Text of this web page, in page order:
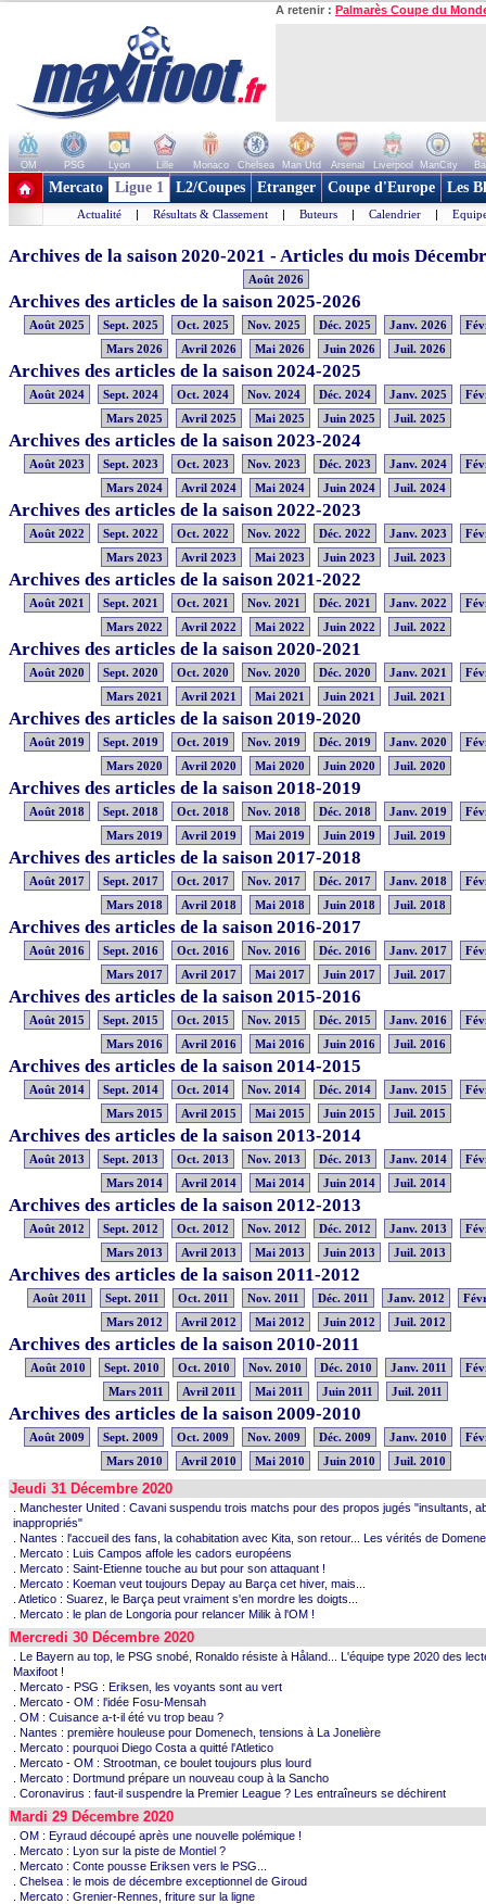
A retenir : Palmarès Coupe du
OM PSG Lyon Lille Monaco Chelsea Man Utd Arsenal Liverpool ManCity
+ de clubs
Mercato Ligue 1 L2/Coupes Etranger Coupe d'Europe Les
Actualité | Résultats & Classement | Buteurs | Calendrier |
Archives de la saison 2020-2021 - Articles du mois
Août 2026
Archives des articles de la saison 2025-2026
Août 2025 Sept. 2025 Oct. 2025 Nov. 2025 Déc. 2025 Janv. 2026
Mars 2026
Avril 2026 Mai 2026 Juin 2026 Juil. 2026
Archives des articles de la saison 2024-2025
Août 2024 Sept. 2024 Oct. 2024 Nov. 2024 Déc. 2024 Janv. 2025
Mars 2025
Avril 2025 Mai 2025 Juin 2025 Juil. 2025
Archives des articles de la saison 2023-2024
Août 2023 Sept. 2023 Oct. 2023 Nov. 2023 Déc. 2023 Janv. 2024
Mars 2024
Avril 2024 Mai 2024 Juin 2024 Juil. 2024
Archives des articles de la saison 2022-2023
Août 2022 Sept. 2022 Oct. 2022 Nov. 2022 Déc. 2022 Janv. 2023
Mars 2023
Avril 2023 Mai 2023 Juin 2023 Juil. 2023
Archives des articles de la saison 2021-2022
Août 2021 Sept. 2021 Oct. 2021 Nov. 2021 Déc. 2021 Janv. 2022
Mars 2022
Avril 2022 Mai 2022 Juin 2022 Juil. 2022
Archives des articles de la saison 2020-2021
Août 2020 Sept. 2020 Oct. 2020 Nov. 2020 Déc. 2020 Janv. 2021
Mars 2021
Avril 2021 Mai 2021 Juin 2021 Juil. 2021
Archives des articles de la saison 2019-2020
Août 2019 Sept. 2019 Oct. 2019 Nov. 2019 Déc. 2019 Janv. 2020
Mars 2020
Avril 2020 Mai 2020 Juin 2020 Juil. 2020
Archives des articles de la saison 2018-2019
Août 2018 Sept. 2018 Oct. 2018 Nov. 2018 Déc. 2018 Janv. 2019
Mars 2019
Avril 2019 Mai 2019 Juin 2019 Juil. 2019
Archives des articles de la saison 2017-2018
Août 2017 Sept. 2017 Oct. 2017 Nov. 2017 Déc. 2017 Janv. 2018
Mars 2018
Avril 2018 Mai 2018 Juin 2018 Juil. 2018
Archives des articles de la saison 2016-2017
Août 2016 Sept. 2016 Oct. 2016 Nov. 2016 Déc. 2016 Janv. 2017
Mars 2017
Avril 2017 Mai 2017 Juin 2017 Juil. 2017
Archives des articles de la saison 2015-2016
Août 2015 Sept. 2015 Oct. 2015 Nov. 2015 Déc. 2015 Janv. 2016
Mars 2016
Avril 2016 Mai 2016 Juin 2016 Juil. 2016
Archives des articles de la saison 2014-2015
Août 2014 Sept. 2014 Oct. 2014 Nov. 2014 Déc. 2014 Janv. 2015
Mars 2015
Avril 2015 Mai 2015 Juin 2015 Juil. 2015
Archives des articles de la saison 2013-2014
Août 2013 Sept. 2013 Oct. 2013 Nov. 2013 Déc. 2013 Janv. 2014
Mars 2014
Avril 2014 Mai 2014 Juin 2014 Juil. 2014
Archives des articles de la saison 2012-2013
Août 2012 Sept. 2012 Oct. 2012 Nov. 2012 Déc. 2012 Janv. 2013
Mars 2013
Avril 2013 Mai 2013 Juin 2013 Juil. 2013
Archives des articles de la saison 2011-2012
Août 2011 Sept. 2011 Oct. 2011 Nov. 2011 Déc. 2011 Janv. 2012
Mars 2012
Avril 2012 Mai 2012 Juin 2012 Juil. 2012
Archives des articles de la saison 2010-2011
Août 2010 Sept. 2010 Oct. 2010 Nov. 2010 Déc. 2010 Janv. 2011
Mars 2011
Avril 2011 Mai 2011 Juin 2011 Juil. 2011
Archives des articles de la saison 2009-2010
Août 2009 Sept. 2009 Oct. 2009 Nov. 2009 Déc. 2009 Janv. 2010
Mars 2010
Avril 2010 Mai 2010 Juin 2010 Juil. 2010
Jeudi 31 Décembre 2020
. Manchester United : Cavani suspendu trois matchs pour des propos jugés "insultants,
inappropriés"
. Nantes : l'accueil des fans, la cohabitation avec Kita, son retour... Les vérités de
. Mercato : Luis Campos affole les cadors européens
. Mercato : Saint-Etienne touche au but pour son attaquant !
. Mercato : Koeman veut toujours Depay au Barça cet hiver, mais...
. Atletico : Suarez, le Barça peut vraiment s'en mordre les doigts...
. Mercato : le plan de Longoria pour relancer Milik à l'OM !
Mercredi 30 Décembre 2020
. Le Bayern au top, le PSG snobé, Ronaldo résiste à Håland... L'équipe type 2020 des
Maxifoot !
. Mercato - PSG : Eriksen, les voyants sont au vert
. Mercato - OM : l'idée Fosu-Mensah
. OM : Cuisance a-t-il été vu trop beau ?
. Nantes : première houleuse pour Domenech, tensions à La Jonelière
. Mercato : pourquoi Diego Costa a quitté l'Atletico
. Mercato - OM : Strootman, ce boulet toujours plus lourd
. Mercato : Dortmund prépare un nouveau coup à la Sancho
. Coronavirus : faut-il suspendre la Premier League ? Les entraîneurs se déchirent
Mardi 29 Décembre 2020
. OM : Eyraud découpé après une nouvelle polémique !
. Mercato : Lyon sur la piste de Montiel ?
. Mercato : Conte pousse Eriksen vers le PSG...
. Chelsea : le mois de décembre exceptionnel de Giroud
. Mercato : Grenier-Rennes, friture sur la ligne